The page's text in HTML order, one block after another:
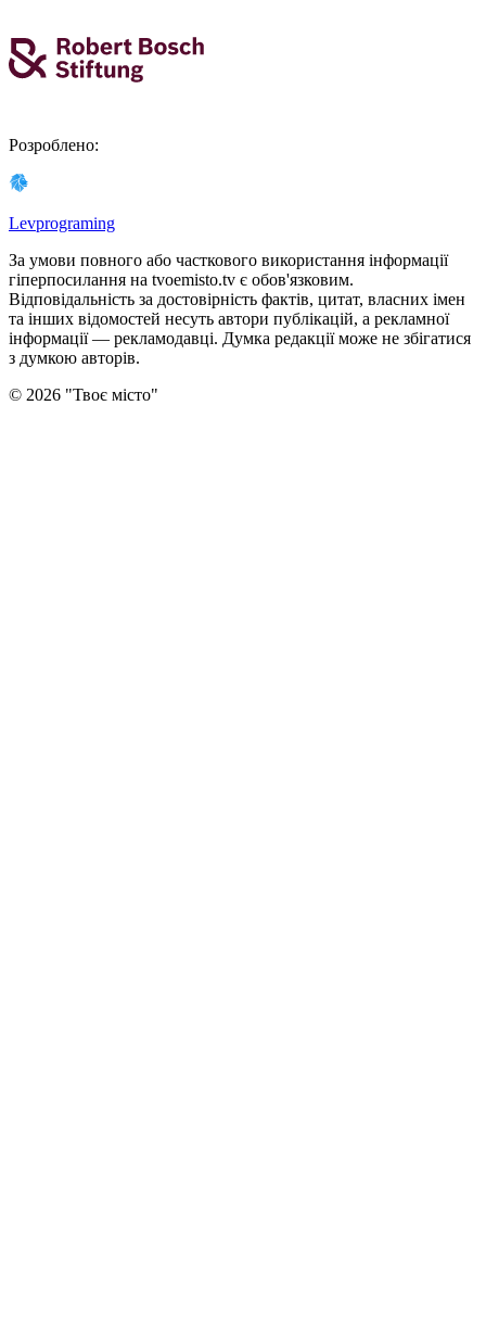
Розроблено:
Levprograming
За умови повного або часткового використання iнформацiї
гіперпосилання на tvoemisto.tv є обов'язковим.
Відповідальність за достовірність фактів, цитат, власних імен
та інших відомостей несуть автори публікацій, а рекламної
інформації — рекламодавці. Думка редакцiї може не збiгатися
з думкою авторiв.
© 2026 "Твоє місто"